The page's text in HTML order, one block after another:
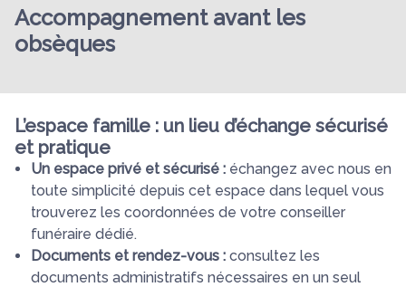
Accompagnement avant les
obsèques
L’espace famille : un lieu d’échange sécurisé
et pratique
Un espace privé et sécurisé : échangez avec nous en
toute simplicité depuis cet espace dans lequel vous
trouverez les coordonnées de votre conseiller
funéraire dédié.
Documents et rendez-vous : consultez les
documents administratifs nécessaires en un seul